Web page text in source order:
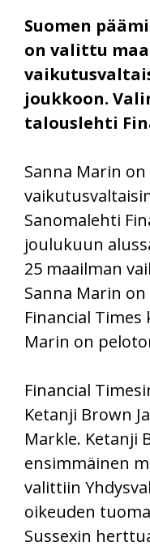
Suomen
on valittu
joukkoon.
talouslehti
Sanna Marin
Sanomalehti
joulukuun
25 maailman
Sanna Marin
Financial
Marin on
Financial
Ketanji Brown
Markle. Ketanji
ensimmäinen
valittiin
oikeuden
Sussexin